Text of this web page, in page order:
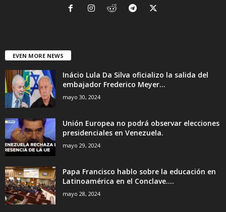
EVEN MORE NEWS
Inácio Lula Da Silva oficializo la salida del
embajador Frederico Meyer...
mayo 30, 2024
Unión Europea no podrá observar elecciones
presidenciales en Venezuela.
mayo 29, 2024
Papa Francisco hablo sobre la educación en
Latinoamérica en el Conclave....
mayo 28, 2024